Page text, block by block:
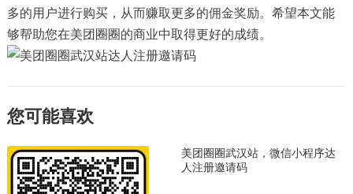
多的用户进行购买，从而赚取更多的佣金奖励。希望本文能
够帮助您在美团圈圈的商业中取得更好的成绩。
您可能喜欢
美团圈圈武汉站，微信小程序达
人注册邀请码